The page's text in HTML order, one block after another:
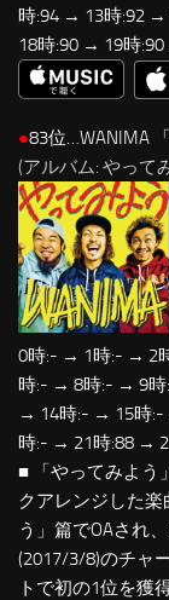
時:94 → 13時:92
18時:90 → 19時
●83位…WANIMA 「
(アルバム: やって
0時:- → 1時:- → 2
時:- → 8時:- → 9
→ 14時:- → 15時
時:- → 21時:88 →
■ 「やってみよう
クアレンジした楽
う」篇でOAされ
(2017/3/8)のチャ
トで初の1位を獲